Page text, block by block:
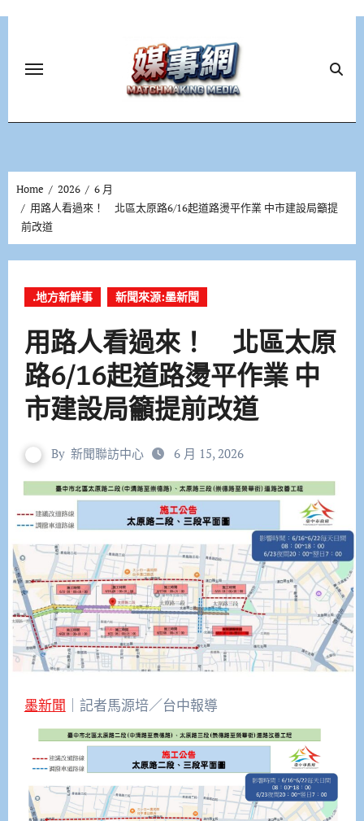
Home 2026
6 月
用路人看過來！ 北區太原路6/16起道路燙平作業 中市建設局籲提
前改道
.地方新鮮事 新聞來源:墨新聞
用路人看過來！ 北區太原
路6/16起道路燙平作業 中
市建設局籲提前改道
By 新聞聯訪中心 6 月 15, 2026
墨新聞 ｜記者馬源培／台中報導